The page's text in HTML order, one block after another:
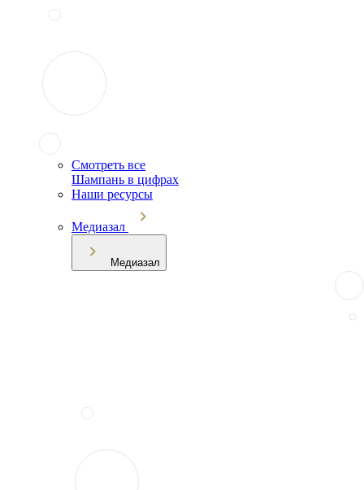
Смотреть все
Шампань в цифрах
Наши ресурсы
Медиазал
Медиазал